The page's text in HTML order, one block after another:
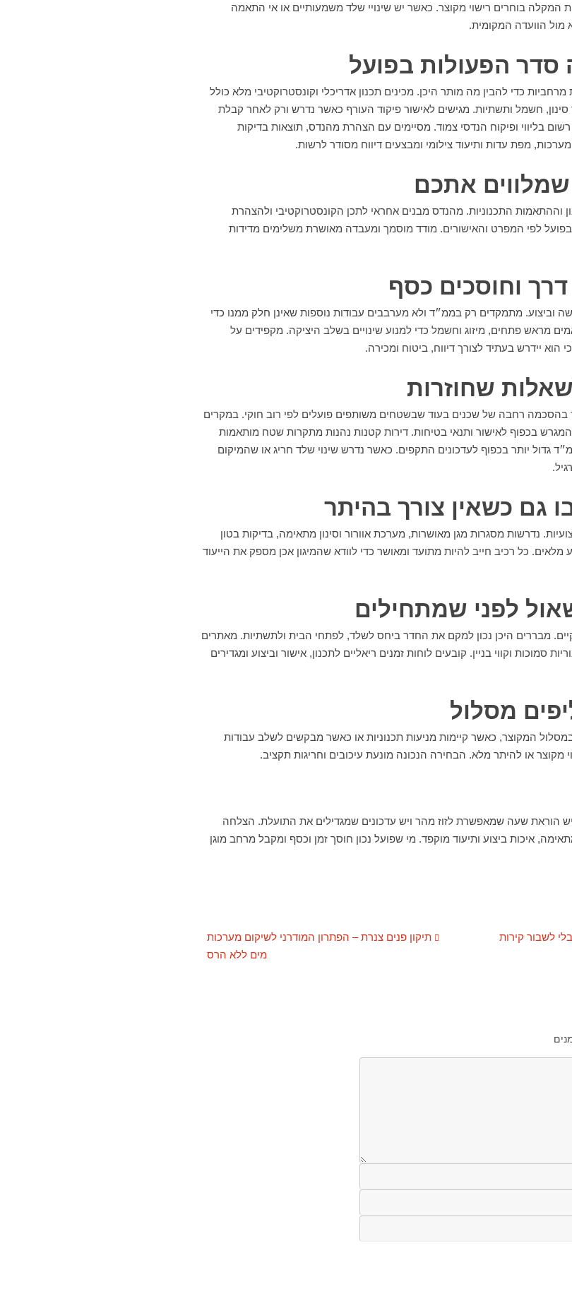
בוחרים רישוי מקוצר. כאשר יש שינויי שלד משמעותיים או אי התאמה
מול הוועדה המקומית.
סדר הפעולות בפועל
מרחביות כדי להבין מה מותר היכן. מכינים תכנון אדריכלי וקונסטרוקטיבי מלא כולל
חשמל ותשתיות. מגישים לאישור פיקוד העורף כאשר נדרש ורק לאחר קבלת
בליווי ופיקוח הנדסי צמוד. מסיימים עם הצהרת מהנדס, תוצאות בדיקות
מפת עדות ותיעוד צילומי ומבצעים דיווח מסודר לרשות.
אתכם
וההתאמות התכנוניות. מהנדס מבנים אחראי לתכן הקונסטרוקטיבי ולהצהרת
לפי המפרט והאישורים. מודד מוסמך ומעבדה מאושרת משלימים מדידות
וחוסכים כסף
מתמקדים רק בממ״ד ולא מערבבים עבודות נוספות שאינן חלק ממנו כדי
מראש פתחים, מיזוג וחשמל כדי למנוע שינויים בשלב היציקה. מקפידים על
יידרש בעתיד לצורך דיווח, ביטוח ומכירה.
שחוזרות
בהסכמה רחבה של שכנים בעוד שבשטחים משותפים פועלים לפי רוב חוקי. במקרים
בכפוף לאישור ותנאי בטיחות. דירות קטנות נהנות מתקרות שטח מותאמות
גדול יותר בכפוף לעדכונים התקפים. כאשר נדרש שינוי שלד חריג או שהמיקום
גם כשאין צורך בהיתר
נדרשות מסגרות מגן מאושרות, מערכת אוורור וסינון מתאימה, בדיקות בטון
מלאים. כל רכיב חייב להיות מתועד ומאושר כדי לוודא שהמיגון אכן מספק את הייעוד
לפני שמתחילים
מבררים היכן נכון למקם את החדר ביחס לשלד, לפתחי הבית ולתשתיות. מאתרים
סמוכות וקווי בניין. קובעים לוחות זמנים ריאליים לתכנון, אישור וביצוע ומגדירים
מסלול
המקוצר, כאשר קיימות מניעות תכנוניות או כאשר מבקשים לשלב עבודות
או להיתר מלא. הבחירה הנכונה מונעת עיכובים וחריגות תקציב.
יש הוראת שעה שמאפשרת לזוז מהר ויש עדכונים שמגדילים את התועלת. הצלחה
איכות ביצוע ותיעוד מוקפד. מי שפועל נכון חוסך זמן וכסף ומקבל מרחב מוגן
תיקון פנים צנרת – הפתרון המודרני לשיקום מערכות
מים ללא הרס
לשבור קירות